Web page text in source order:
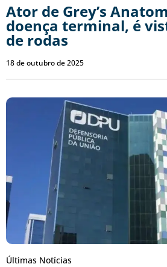
Ator de Grey’s
doença terminal, é
de rodas
18 de outubro de 2025
Últimas Notícias